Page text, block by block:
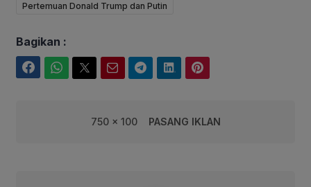
Pertemuan Donald Trump dan Putin
Bagikan :
750 x 100 PASANG IKLAN